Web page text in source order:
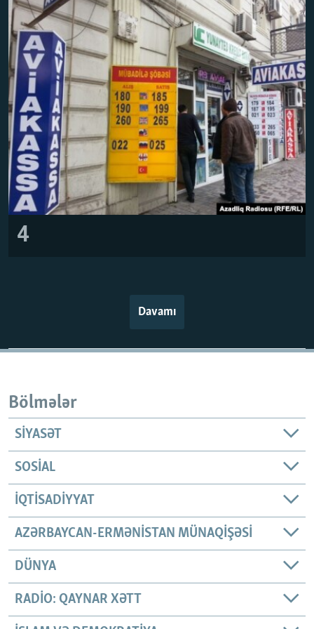
4
Davamı
Bölmələr
SIYASƏT
SOSIAL
İQTISADIYYAT
AZƏRBAYCAN-ERMƏNISTAN MÜNAQIŞƏSI
DÜNYA
RADIO: QAYNAR XƏTT